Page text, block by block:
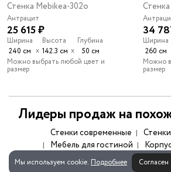
Мы используем cookie. Подробнее Согласен
Стенка Mebikea-302o
Антрацит
25 615 ₽
Ширина
240 см х
Высота
142.3 см х
Глубина
50 см
Можно выбрать любой цвет и
размер
34
Ширина
260 см
Можно
размер
Лидеры продаж на
Стенки современные
Мебель для гостиной